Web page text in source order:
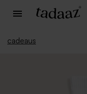
cadeaus